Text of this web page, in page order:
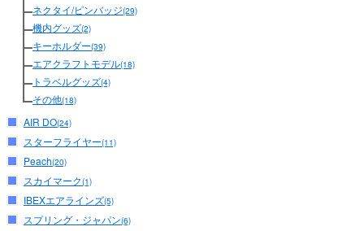
ネクタイ/ピンバッジ(29)
機内グッズ(2)
キーホルダー(39)
エアクラフトモデル(18)
トラベルグッズ(4)
その他(18)
AIR DO(24)
スターフライヤー(11)
Peach(20)
スカイマーク(1)
IBEXエアラインズ(5)
スプリング・ジャパン(6)